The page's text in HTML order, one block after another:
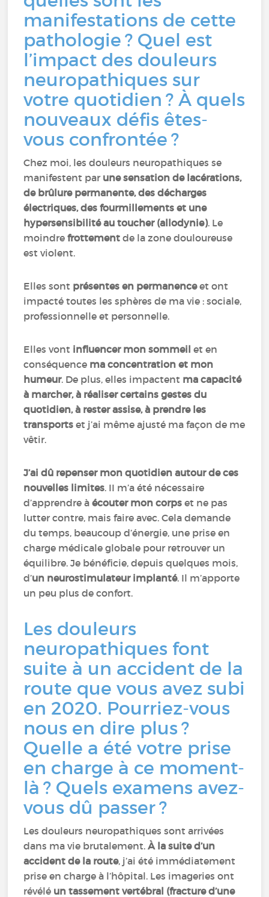
manifestations de cette
pathologie ? Quel est
l’impact des douleurs
neuropathiques sur
votre quotidien ? À quels
nouveaux défis êtes-
vous confrontée ?
Chez moi, les douleurs neuropathiques se
manifestent par une sensation de lacérations,
de brûlure permanente, des décharges
électriques, des fourmillements et une
hypersensibilité au toucher (allodynie). Le
moindrefrottementde la zone douloureuse
est violent.
Elles sont présentes en permanenceet ont
impacté toutes les sphères de ma vie : sociale,
professionnelle et personnelle.
Elles vont influencer mon sommeilet en
conséquence ma concentration et mon
humeur. De plus, elles impactent ma capacité
à marcher, à réaliser certains gestes du
quotidien, à rester assise, à prendre les
transports et j’ai même ajusté ma façon de me
vêtir.
J’ai dû repenser mon quotidien autour de ces
nouvelles limites. II m’a été nécessaire
d’apprendre à écouter mon corps et ne pas
lutter contre, mais faire avec. Cela demande
du temps, beaucoup d’énergie, une prise en
charge médicale globale pour retrouver un
équilibre. Je bénéficie, depuis quelques mois,
d’un neurostimulateur implanté. Il m’apporte
un peu plus de confort.
Les douleurs
neuropathiques font
suite à un accident de la
route que vous avez subi
en 2020. Pourriez-vous
nous en dire plus ?
Quelle a été votre prise
en charge à ce moment-
là ? Quels examens avez-
vous dû passer ?
Les douleurs neuropathiques sont arrivées
dans ma vie brutalement.À la suite d’un
accident de la route, j’ai été immédiatement
prise en charge à l’hôpital. Les imageries ont
révélé un tassement vertébral (fracture d’une